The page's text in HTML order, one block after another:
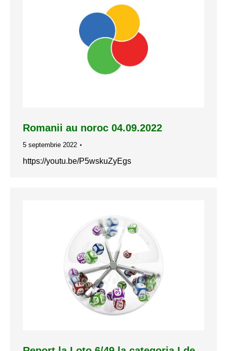
Romanii au noroc 04.09.2022
5 septembrie 2022
https://youtu.be/P5wskuZyEgs